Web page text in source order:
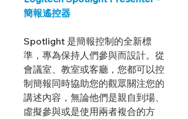
簡報遙控器
Spotlight 是簡報控制的全新標
準，專為保持人們參與而設計。從
會議室、教室或客廳，您都可以控
制簡報同時協助您的觀眾關注您的
講述內容，無論他們是親自到場、
虛擬參與或是使用兩者複合的方